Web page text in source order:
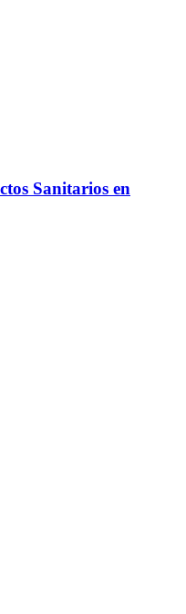
Sanitarios en